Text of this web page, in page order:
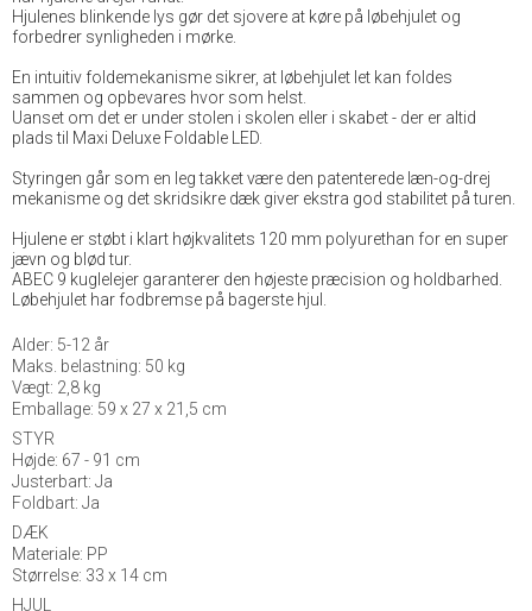
Hjulenes blinkende lys gør det sjovere at køre på løbehjulet og
forbedrer synligheden i mørke.
En intuitiv foldemekanisme sikrer, at løbehjulet let kan foldes
sammen og opbevares hvor som helst.
Uanset om det er under stolen i skolen eller i skabet - der er altid
plads til Maxi Deluxe Foldable LED.
Styringen går som en leg takket være den patenterede læn-og-drej
mekanisme og det skridsikre dæk giver ekstra god stabilitet på turen.
Hjulene er støbt i klart højkvalitets 120 mm polyurethan for en super
jævn og blød tur.
ABEC 9 kuglelejer garanterer den højeste præcision og holdbarhed.
Løbehjulet har fodbremse på bagerste hjul.
Alder: 5-12 år
Maks. belastning: 50 kg
Vægt: 2,8 kg
Emballage: 59 x 27 x 21,5 cm
STYR
Højde: 67 - 91 cm
Justerbart: Ja
Foldbart: Ja
DÆK
Materiale: PP
Størrelse: 33 x 14 cm
HJUL